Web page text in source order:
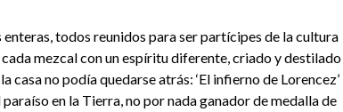
todos reunidos para ser partícipes de la cultura
mezcal con un espíritu diferente, criado y destilado
casa no podía quedarse atrás: ‘El infierno de Lorencez’
en la Tierra, no por nada ganador de medalla de